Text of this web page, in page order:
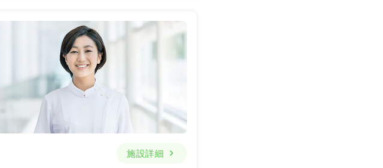
施設詳細